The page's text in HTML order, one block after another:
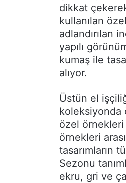
dikkat
kullanılan
adlandırılan
yapılı
kumaş ile
alıyor.
Üstün el
koleksiyonda
özel örnekleri
örnekleri
tasarımların
Sezonu
ekru, gri ve